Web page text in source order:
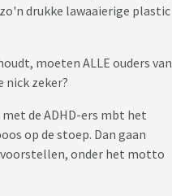
drukke lawaaierige plastic
moeten ALLE ouders van
nick zeker?
de ADHD-ers mbt het
op de stoep. Dan gaan
voorstellen, onder het motto